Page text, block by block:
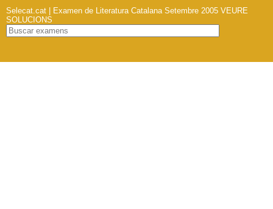
Selecat.cat | Examen de Literatura Catalana Setembre 2005 VEURE
SOLUCIONS